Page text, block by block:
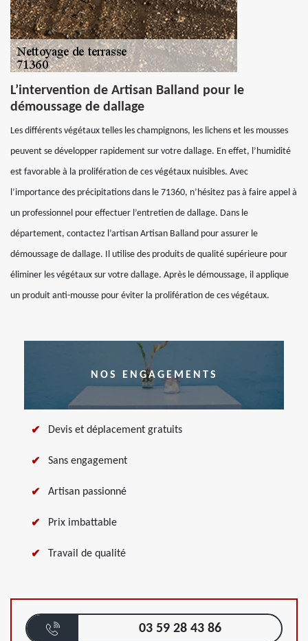
L’intervention de Artisan Balland pour le
démoussage de dallage
Les différents végétaux telles les champignons, les lichens et les mousses
peuvent se développer rapidement sur votre dallage. En effet, l’humidité
est favorable à la prolifération de ces végétaux nuisibles. Avec
l’importance des précipitations dans le 71360, n’hésitez pas à faire appel à
un professionnel pour effectuer l’entretien de dallage. Dans le
département, contactez l’artisan Artisan Balland pour assurer le
démoussage de dallage. Il utilise des produits de qualité supérieure pour
éliminer les végétaux sur votre dallage. Après le démoussage, il applique
un produit anti-mousse pour éviter la prolifération de ces végétaux.
NOS ENGAGEMENTS
Devis et déplacement gratuits
Sans engagement
Artisan passionné
Prix imbattable
Travail de qualité
03 59 28 43 86